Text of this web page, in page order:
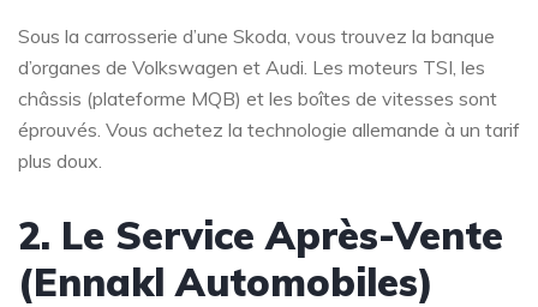
Sous la carrosserie d’une Skoda, vous trouvez la banque
d’organes de Volkswagen et Audi. Les moteurs TSI, les
châssis (plateforme MQB) et les boîtes de vitesses sont
éprouvés. Vous achetez la technologie allemande à un tarif
plus doux.
2. Le Service Après-Vente
(Ennakl Automobiles)